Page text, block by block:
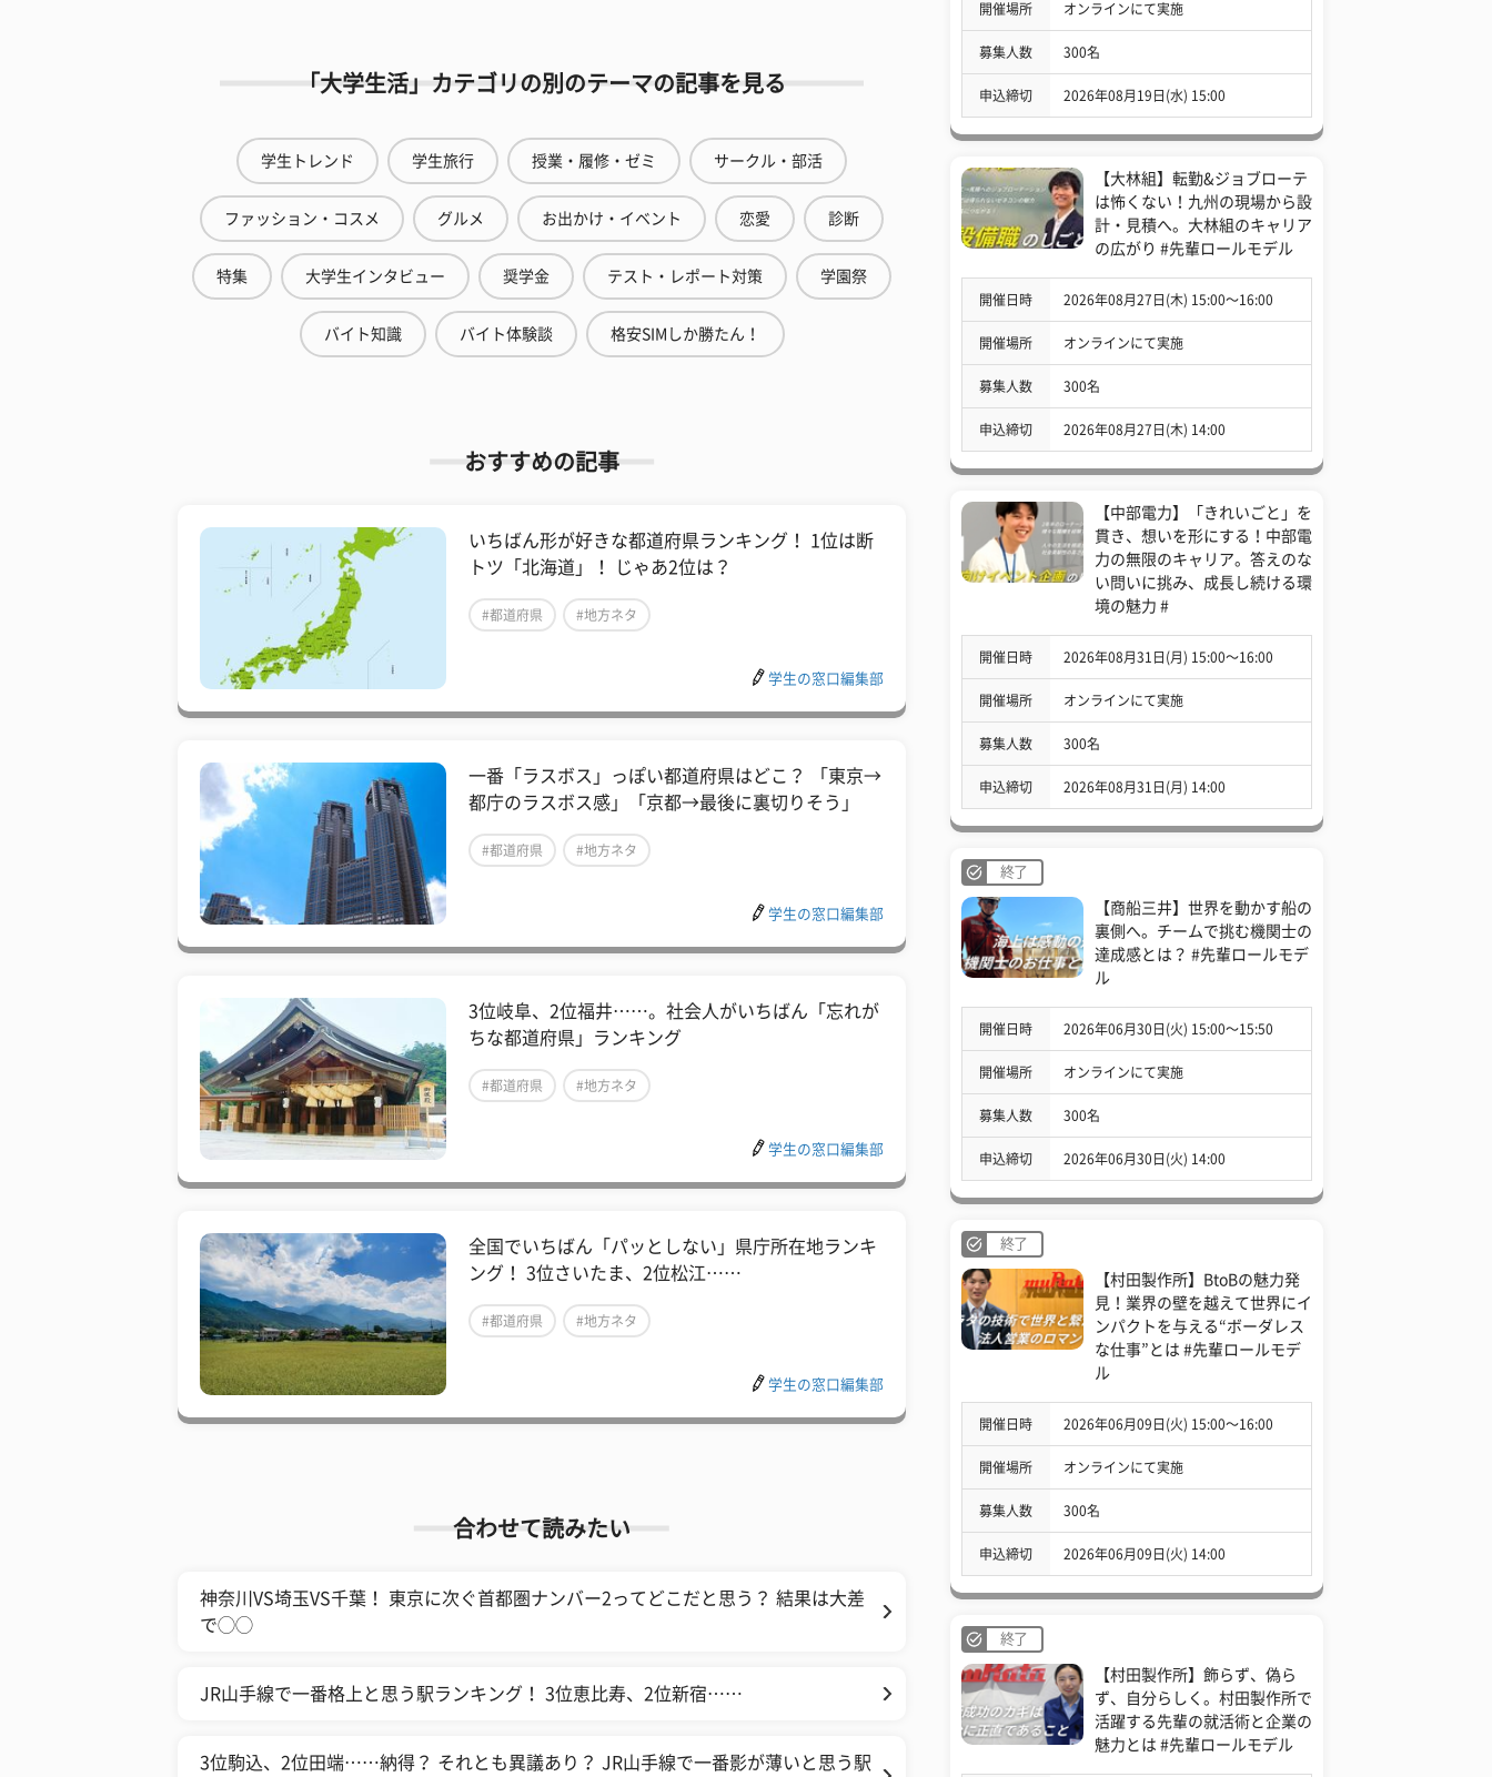
「大学生活」カテゴリの別のテーマの記事を見る
学生トレンド 学生旅行 授業・履修・ゼミ サークル・部活
ファッション・コスメ グルメ お出かけ・イベント 恋愛 診断
特集 大学生インタビュー 奨学金 テスト・レポート対策 学園祭
バイト知識 バイト体験談 格安SIMしか勝たん！
おすすめの記事
いちばん形が好きな都道府県ランキング！ 1位は断
トツ「北海道」！ じゃあ2位は？
#都道府県 #地方ネタ
学生の窓口編集部
一番「ラスボス」っぽい都道府県はどこ？ 「東京→
都庁のラスボス感」「京都→最後に裏切りそう」
#都道府県 #地方ネタ
学生の窓口編集部
3位岐阜、2位福井……。社会人がいちばん「忘れが
ちな都道府県」ランキング
#都道府県 #地方ネタ
学生の窓口編集部
全国でいちばん「パッとしない」県庁所在地ランキ
ング！ 3位さいたま、2位松江……
#都道府県 #地方ネタ
学生の窓口編集部
合わせて読みたい
神奈川VS埼玉VS千葉！ 東京に次ぐ首都圏ナンバー2ってどこだと思う？ 結果は大差
で◯◯
JR山手線で一番格上と思う駅ランキング！ 3位恵比寿、2位新宿……
3位駒込、2位田端……納得？ それとも異議あり？ JR山手線で一番影が薄いと思う駅
開催場所 オンラインにて実施
募集人数 300名
申込締切 2026年08月19日(水) 15:00
【大林組】転勤&ジョブローテ
は怖くない！九州の現場から設
計・見積へ。大林組のキャリア
の広がり #先輩ロールモデル
開催日時 2026年08月27日(木) 15:00〜16:00
開催場所 オンラインにて実施
募集人数 300名
申込締切 2026年08月27日(木) 14:00
【中部電力】「きれいごと」を
貫き、想いを形にする！中部電
力の無限のキャリア。答えのな
い問いに挑み、成長し続ける環
境の魅力 #
開催日時 2026年08月31日(月) 15:00〜16:00
開催場所 オンラインにて実施
募集人数 300名
申込締切 2026年08月31日(月) 14:00
終了
【商船三井】世界を動かす船の
裏側へ。チームで挑む機関士の
達成感とは？ #先輩ロールモデ
ル
開催日時 2026年06月30日(火) 15:00〜15:50
開催場所 オンラインにて実施
募集人数 300名
申込締切 2026年06月30日(火) 14:00
終了
【村田製作所】BtoBの魅力発
見！業界の壁を越えて世界にイ
ンパクトを与える“ボーダレス
な仕事”とは #先輩ロールモデ
ル
開催日時 2026年06月09日(火) 15:00〜16:00
開催場所 オンラインにて実施
募集人数 300名
申込締切 2026年06月09日(火) 14:00
終了
【村田製作所】飾らず、偽ら
ず、自分らしく。村田製作所で
活躍する先輩の就活術と企業の
魅力とは #先輩ロールモデル